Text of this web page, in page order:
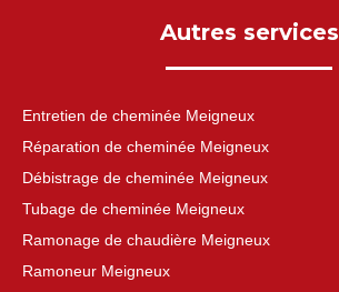
Autres services
Entretien de cheminée Meigneux
Réparation de cheminée Meigneux
Débistrage de cheminée Meigneux
Tubage de cheminée Meigneux
Ramonage de chaudière Meigneux
Ramoneur Meigneux